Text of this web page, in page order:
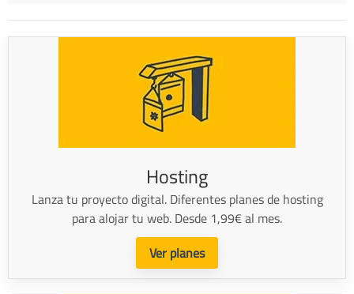
Hosting
Lanza tu proyecto digital. Diferentes planes de hosting
para alojar tu web. Desde 1,99€ al mes.
Ver planes